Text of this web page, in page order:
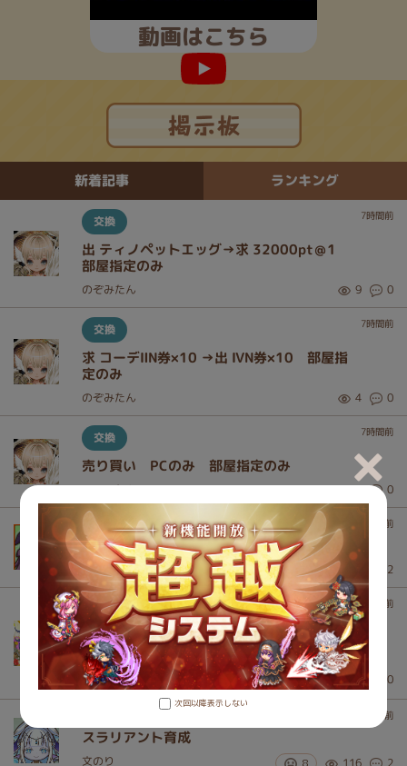
動画はこちら
新着記事 ランキング
交換 7時間前
出 ティノペットエッグ→求 32000pt＠1
部屋指定のみ
のぞみたん 9 0
交換 7時間前
求 コーデⅡN券×10 →出 ⅣN券×10 部屋指
定のみ
のぞみたん 4 0
交換 7時間前
売り買い PCのみ 部屋指定のみ
のぞみたん 10 0
時間前
使う方いたらどうぞ
ブタ11 2
日記 13 時間前
残業20時間の週末，チョコランで最高のオ
タクと出会った話
秘密ー＾＾ 3 167 0
時間前
スラリアント育成
文のり 8 116 2
次回以降表示しない